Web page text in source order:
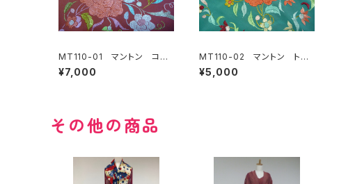
MT110-01 マントン コー
ラル地多色刺繍
¥7,000
MT110-02 マントン トル
コブルー地多色刺繍
¥5,000
その他の商品